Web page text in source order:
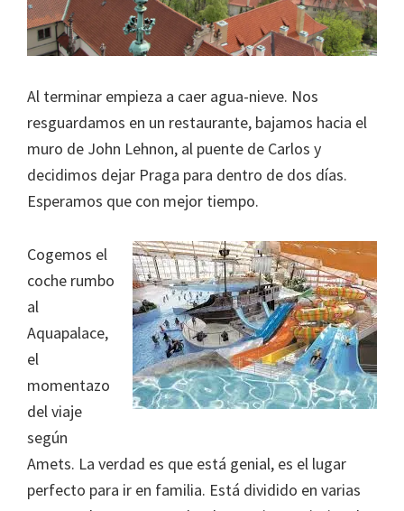
Al terminar empieza a caer agua-nieve. Nos
resguardamos en un restaurante, bajamos hacia el
muro de John Lehnon, al puente de Carlos y
decidimos dejar Praga para dentro de dos días.
Esperamos que con mejor tiempo.
Cogemos el
coche rumbo
al
Aquapalace,
el
momentazo
del viaje
según
Amets. La verdad es que está genial, es el lugar
perfecto para ir en familia. Está dividido en varias